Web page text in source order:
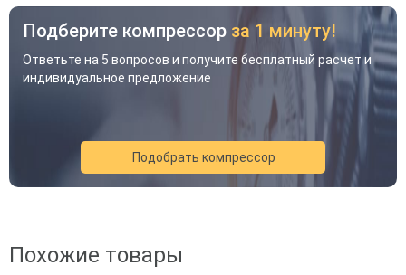
Подберите компрессор за 1 минуту!
Ответьте на 5 вопросов и получите бесплатный расчет и
индивидуальное предложение
Подобрать компрессор
Похожие товары
Ваш номер телефона
Акция
В наличии